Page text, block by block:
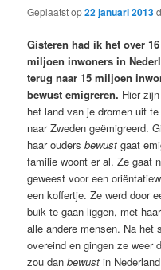
Geplaatst op22 januari 2013
Gisteren had ik het over
miljoen inwoners in
terug naar 15 miljoen
bewust emigreren. Hier
het land van je dromen uit
naar Zweden geëmigreerd.
haar oudersbewust gaat
familie woont er al. Ze gaat
geweest voor een
een koffertje. Ze werd door
buik te gaan liggen, met
alle andere mensen. Na het
overeind en gingen ze weer
zou danbewust in